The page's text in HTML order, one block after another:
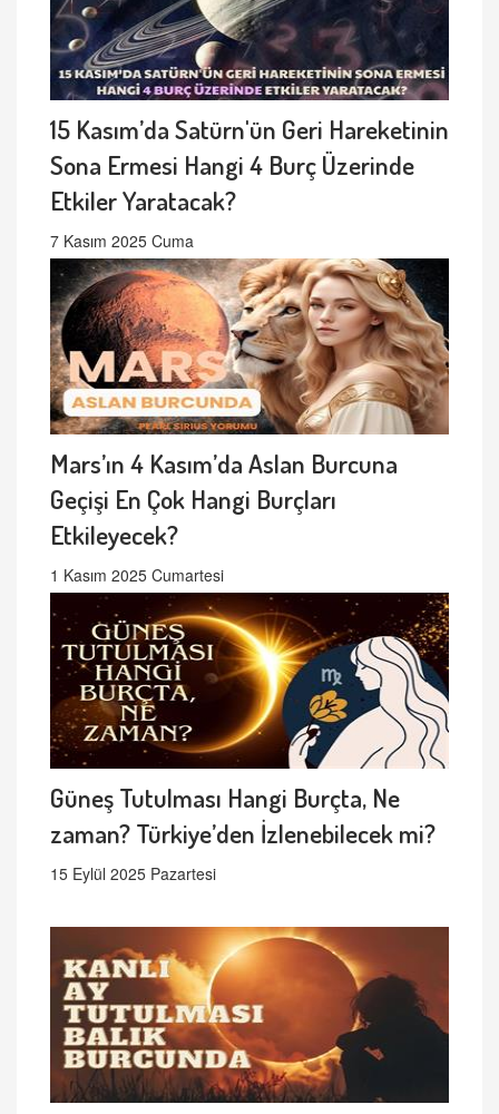
15 Kasım’da Satürn'ün Geri Hareketinin
Sona Ermesi Hangi 4 Burç Üzerinde
Etkiler Yaratacak?
7 Kasım 2025 Cuma
Mars’ın 4 Kasım’da Aslan Burcuna
Geçişi En Çok Hangi Burçları
Etkileyecek?
1 Kasım 2025 Cumartesi
Güneş Tutulması Hangi Burçta, Ne
zaman? Türkiye’den İzlenebilecek mi?
15 Eylül 2025 Pazartesi